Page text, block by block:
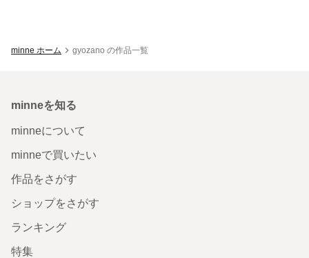
minne ホーム gyozano の作品一覧
minneを知る
minneについて
minneで買いたい
作品をさがす
ショップをさがす
ランキング
特集